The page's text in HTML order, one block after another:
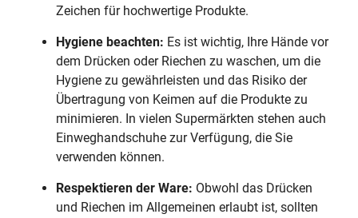
Zeichen für hochwertige Produkte.
Hygiene beachten: Es ist wichtig, Ihre Hände vor
dem Drücken oder Riechen zu waschen, um die
Hygiene zu gewährleisten und das Risiko der
Übertragung von Keimen auf die Produkte zu
minimieren. In vielen Supermärkten stehen auch
Einweghandschuhe zur Verfügung, die Sie
verwenden können.
Respektieren der Ware: Obwohl das Drücken
und Riechen im Allgemeinen erlaubt ist, sollten